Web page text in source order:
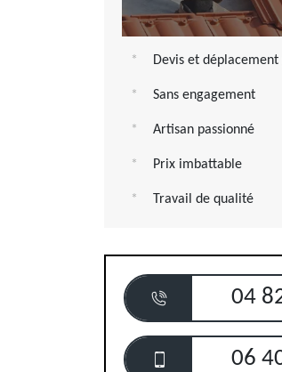
Devis et
Sans engagement
Artisan passionné
Prix imbattable
Travail de qualité
04
06